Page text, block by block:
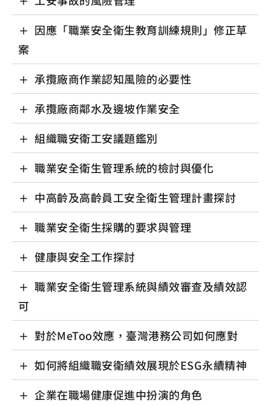
因應「職業安全衛生教育訓練規則」修正草
案
承攬廠商作業認知風險的必要性
承攬廠商鄰水及邊坡作業安全
組織職安衛工安議題鑑別
職業安全衛生管理系統的檢討與優化
中高齡及高齡員工安全衛生管理計畫探討
職業安全衛生採購的要求與管理
健康與安全工作探討
職業安全衛生管理系統與績效審查及績效認
可
對於MeToo效應，臺灣港務公司如何應對
如何將組織職安衛績效展現於ESG永續精神
企業在職場健康促進中扮演的角色